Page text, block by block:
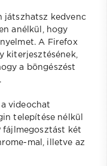
játszhatsz kedvenc
anélkül, hogy
A Firefox
kiterjesztésének,
a böngészést
a videochat
telepítése nélkül
fájlmegosztást két
mal, illetve az